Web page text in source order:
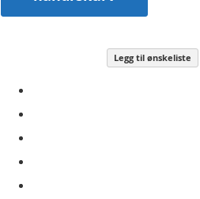
Legg til ønskeliste